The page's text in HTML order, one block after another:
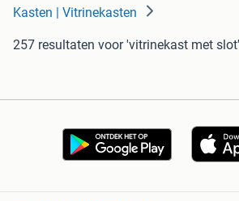
Kasten | Vitrinekasten
257 resultaten voor 'vitrinekast met slot'